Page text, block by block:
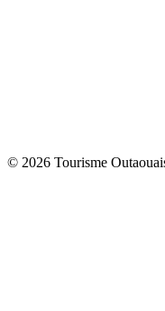
© 2026 Tourisme